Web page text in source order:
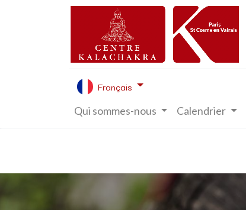
Français
Qui sommes-nous Calendrier